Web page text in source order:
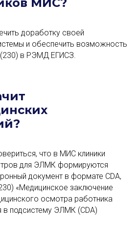
доработку своей
и обеспечить возможность
в РЭМД ЕГИСЗ.
что в МИС клиники
для ЭЛМК формируются
документ в формате CDA,
«Медицинское заключение
осмотра работника
в подсистему ЭЛМК (CDA)